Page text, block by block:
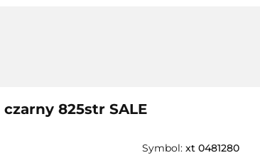
czarny 825str SALE
Symbol: xt 0481280